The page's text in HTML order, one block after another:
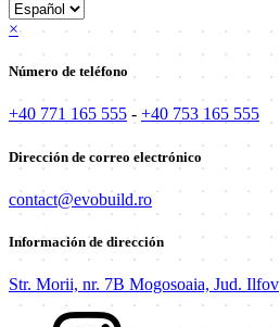
×
Número de teléfono
+40 771 165 555 - +40 753 165 555
Dirección de correo electrónico
contact@evobuild.ro
Información de dirección
Str. Morii, nr. 7B Mogosoaia, Jud. Ilfov